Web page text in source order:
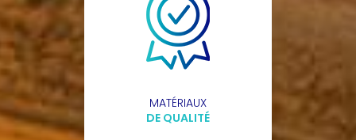
MATÉRIAUX
DE QUALITÉ